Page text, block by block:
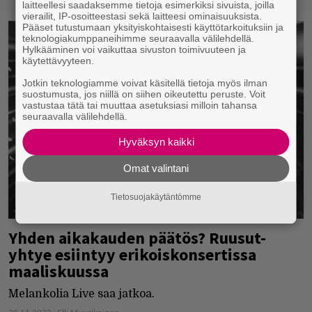
Yhden aikakauden päätös? Ruusut-
yhtye esiintyy erikoiskonsertissa
maaliskuussa
Melankolia Live saa jatkoa.
laitteellesi saadaksemme tietoja esimerkiksi sivuista, joilla
vierailit, IP-osoitteestasi sekä laitteesi ominaisuuksista.
Pääset tutustumaan yksityiskohtaisesti käyttötarkoituksiin ja
teknologiakumppaneihimme seuraavalla välilehdellä.
Hylkääminen voi vaikuttaa sivuston toimivuuteen ja
käytettävyyteen.
Jotkin teknologiamme voivat käsitellä tietoja myös ilman
suostumusta, jos niillä on siihen oikeutettu peruste. Voit
vastustaa tätä tai muuttaa asetuksiasi milloin tahansa
seuraavalla välilehdellä.
Hyväksyn kaikki
Omat valintani
Tietosuojakäytäntömme